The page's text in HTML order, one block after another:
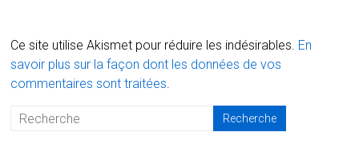
Ce site utilise Akismet pour réduire les indésirables. En
savoir plus sur la façon dont les données de vos
commentaires sont traitées.